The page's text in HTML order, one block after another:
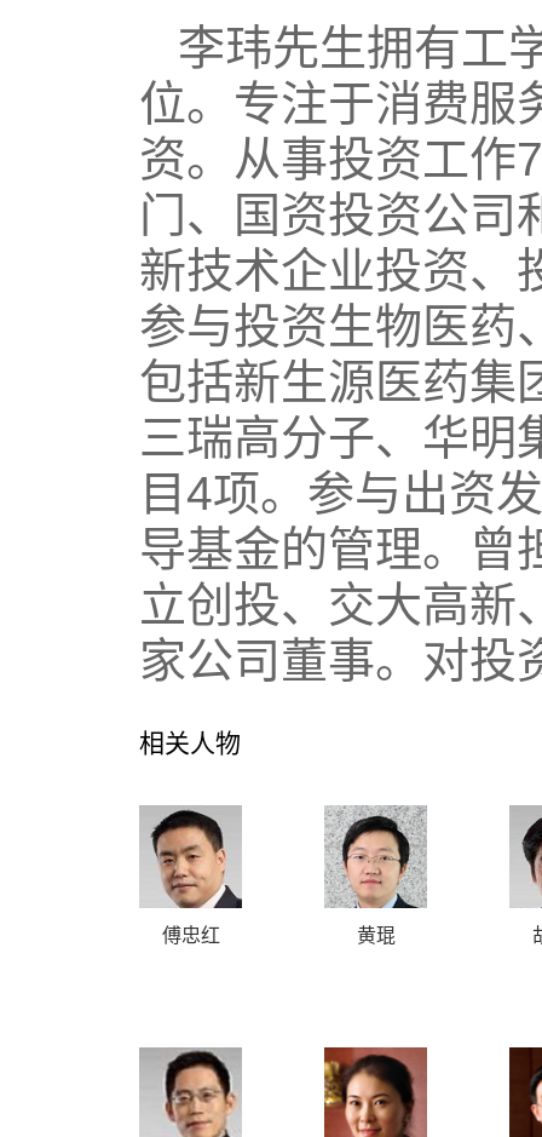
李玮先生拥有工
位。专注于消费服
资。从事投资工作
门、国资投资公司
新技术企业投资、
参与投资生物医药
包括新生源医药集
三瑞高分子、华明
目4项。参与出资
导基金的管理。曾
立创投、交大高新
家公司董事。对投
相关人物
傅忠红 黄琨